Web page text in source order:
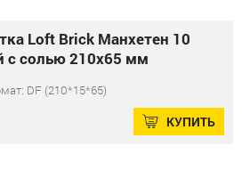
Loft Brick Манхетен 10
с солью 210x65 мм
DF (210*15*65)
КУПИТЬ